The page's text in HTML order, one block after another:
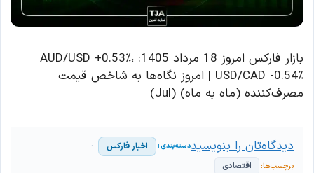
بازار فارکس امروز 18 مرداد 1405: AUD/USD +0.53٪،
USD/CAD -0.54٪ | امروز نگاه‌ها به شاخص قیمت
مصرف‌کننده (ماه به ماه) (Jul)
اخبار فارکس
اقتصادی
دیدگاه‌تان را بنویسید